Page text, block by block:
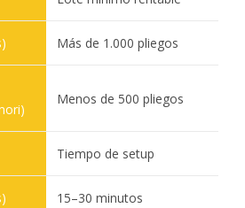
Más de 1.000 pliegos
Menos de 500 pliegos
Tiempo de setup
15–30 minutos